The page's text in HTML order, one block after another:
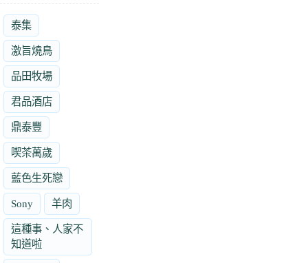
泰集
激旨燒鳥
品田牧場
君品酒店
鼎泰豐
喫茶萬歲
藍色生死戀
Sony 羊肉
這種事、人家不
知道啦